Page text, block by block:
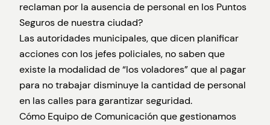
reclaman por la ausencia de personal en los Puntos
Seguros de nuestra ciudad?
Las autoridades municipales, que dicen planificar
acciones con los jefes policiales, no saben que
existe la modalidad de “los voladores” que al pagar
para no trabajar disminuye la cantidad de personal
en las calles para garantizar seguridad.
Cómo Equipo de Comunicación que gestionamos